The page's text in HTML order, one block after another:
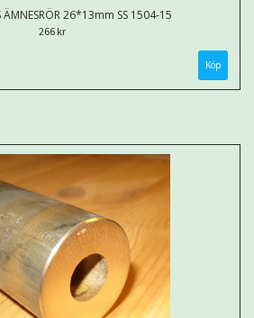
ÄMNESRÖR 26*13mm SS 1504-15
266 kr
Köp